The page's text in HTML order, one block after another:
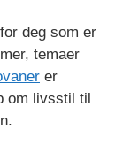
deg som er
temaer
er
om livsstil til